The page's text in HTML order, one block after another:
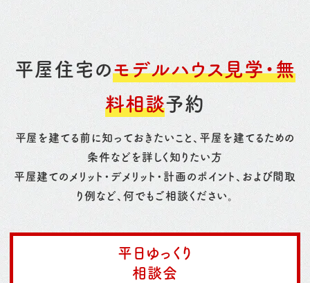
平屋住宅のモデルハウス見学・無
料相談予約
平屋を建てる前に知っておきたいこと、平屋を建てるための
条件などを詳しく知りたい方
平屋建てのメリット・デメリット・計画のポイント、および間取
り例など、何でもご相談ください。
平日ゆっくり
相談会